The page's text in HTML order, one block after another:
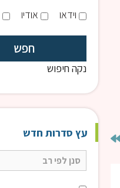
וידאו אודיו
נקה חיפוש
עץ סדרות חדש